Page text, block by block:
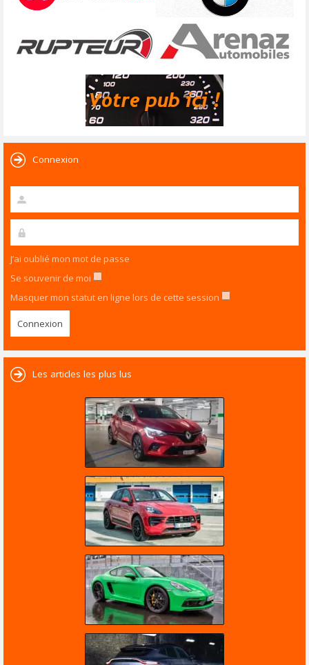
Connexion
J’ai oublié mon mot de passe
Se souvenir de moi
Masquer mon statut en ligne lors de cette session
Les articles les plus lus